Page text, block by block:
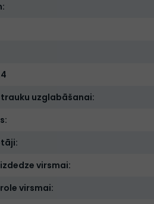
uzglabāšanai:
virsmai:
virsmai: